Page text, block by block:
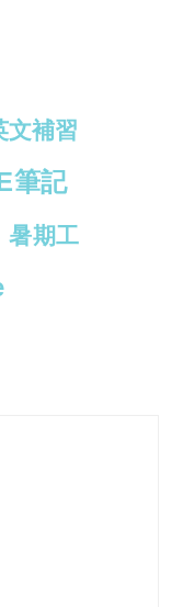
文補習
筆記
暑期工